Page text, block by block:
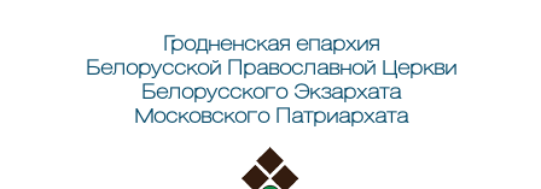
Гродненская епархия
Белорусской Православной Церкви
Белорусского Экзархата
Московского Патриархата